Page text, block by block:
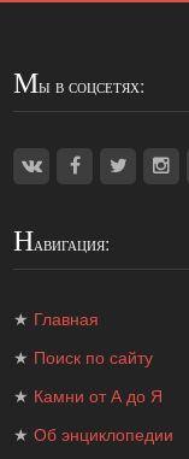
Мы в соцсетях:
Навигация:
★ Главная
★ Поиск по сайту
★ Камни от А до Я
★Об энциклопедии